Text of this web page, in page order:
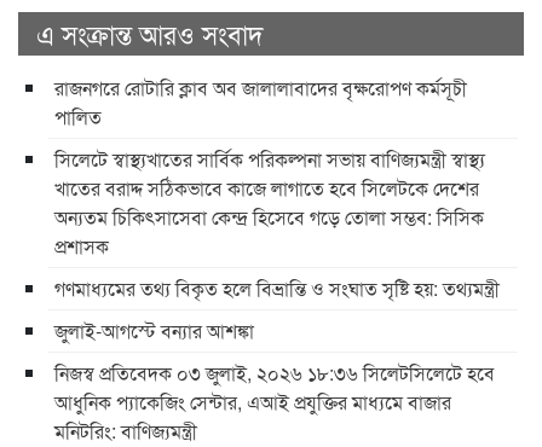
এ সংক্রান্ত আরও সংবাদ
রাজনগরে রোটারি ক্লাব অব জালালাবাদের বৃক্ষরোপণ কর্মসূচী
পালিত
সিলেটে স্বাস্থ্যখাতের সার্বিক পরিকল্পনা সভায় বাণিজ্যমন্ত্রী স্বাস্থ্য
খাতের বরাদ্দ সঠিকভাবে কাজে লাগাতে হবে সিলেটকে দেশের
অন্যতম চিকিৎসাসেবা কেন্দ্র হিসেবে গড়ে তোলা সম্ভব: সিসিক
প্রশাসক
গণমাধ্যমের তথ্য বিকৃত হলে বিভ্রান্তি ও সংঘাত সৃষ্টি হয়: তথ্যমন্ত্রী
জুলাই-আগস্টে বন্যার আশঙ্কা
নিজস্ব প্রতিবেদক ০৩ জুলাই, ২০২৬ ১৮:৩৬ সিলেটসিলেটে হবে
আধুনিক প্যাকেজিং সেন্টার, এআই প্রযুক্তির মাধ্যমে বাজার
মনিটরিং: বাণিজ্যমন্ত্রী